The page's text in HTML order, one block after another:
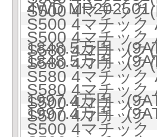
4WD
S500 4マチッ
S500 4マチッ
1848.5万円
S500 4マチッ
1848.5万円
S580 4マチッ
S580 4マチッ
S580 4マチッ
1997.4万円
S580 4マチッ
1997.4万円
S500 4マチッ
S500 4マチッ
S500 4マチック